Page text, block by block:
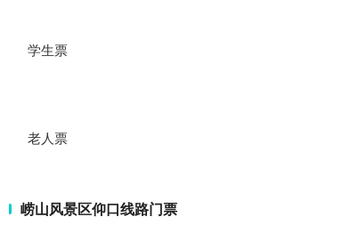
学生票
老人票
崂山风景区仰口线路门票